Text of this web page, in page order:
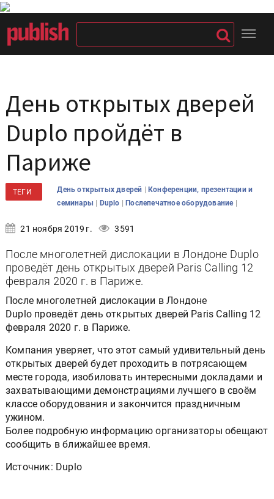
День открытых дверей
Duplo пройдёт в
Париже
ТЕГИ День открытых дверей | Конференции, презентации и
семинары | Duplo |Послепечатное оборудование |
21 ноября 2019 г. 3591
После многолетней дислокации в Лондоне Duplo
проведёт день открытых дверей Paris Calling 12
февраля 2020 г. в Париже.
После многолетней дислокации в Лондоне
Duplo проведёт день открытых дверей Paris Calling 12
февраля 2020 г. в Париже.
Компания уверяет, что этот самый удивительный день
открытых дверей будет проходить в потрясающем
месте города, изобиловать интересными докладами и
захватывающими демонстрациями лучшего в своём
классе оборудования и закончится праздничным
ужином.
Более подробную информацию организаторы обещают
сообщить в ближайшее время.
Источник: Duplo